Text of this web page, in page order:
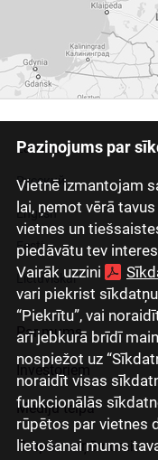
Paziņojums par
Vietnē izmantojam
lai, ņemot vērā
vietnes un
piedāvātu tev
Vairāk uzzini
vari piekrist
“Piekrītu”, vai
arī jebkurā brīdī
nospiežot uz
noraidīt visas
funkcionālās
rūpētos par vietnes
lietošanai mums
Latviski
Русский
English
Eesti
Lietuviškai
Par mums
Investoriem
Mediju telpa
Grupas uzņēmumi